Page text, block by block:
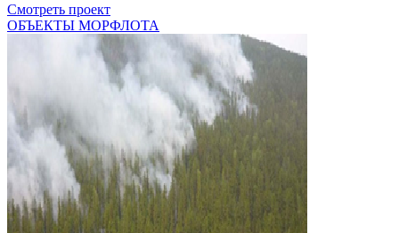
Смотреть проект
ОБЪЕКТЫ МОРФЛОТА